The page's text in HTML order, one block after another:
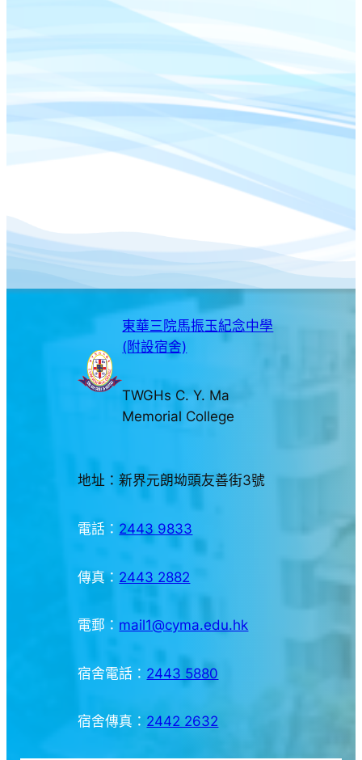
東華三院馬振玉紀念中學
(附設宿舍)
TWGHs C. Y. Ma
Memorial College
地址：新界元朗坳頭友善街3號
電話： 2443 9833
傳真： 2443 2882
電郵： mail1@cyma.edu.hk
宿舍電話： 2443 5880
宿舍傳真： 2442 2632